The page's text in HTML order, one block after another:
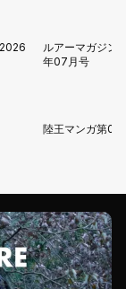
ルアーマガジン
年07月号
陸王マンガ第03